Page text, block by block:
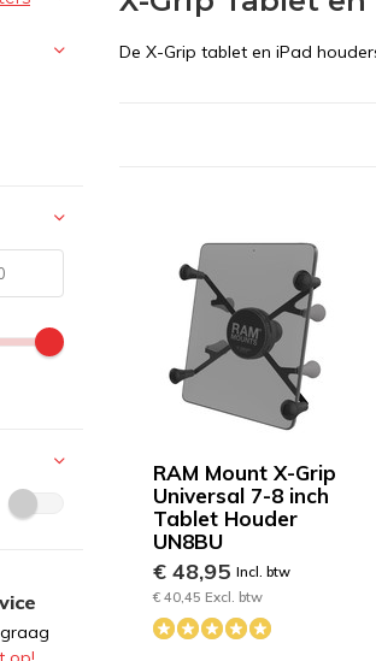
De X-Grip tablet en iPad
RAM Mount X-Grip
Universal 7-8 inch
Tablet Houder
UN8BU
€ 48,95 Incl. btw
€ 40,45 Excl. btw